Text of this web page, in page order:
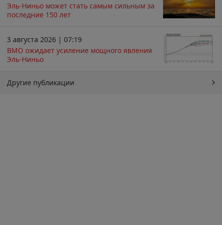
Эль-Ниньо может стать самым сильным за
последние 150 лет
3 августа 2026 | 07:19
ВМО ожидает усиление мощного явления
Эль-Ниньо
Другие публикации